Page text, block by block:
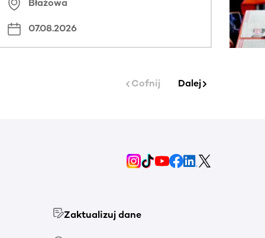
Błażowa
07.08.2026
Cofnij Dalej
Zaktualizuj dane